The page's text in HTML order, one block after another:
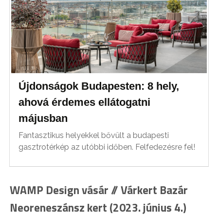
Újdonságok Budapesten: 8 hely,
ahová érdemes ellátogatni
májusban
Fantasztikus helyekkel bővült a budapesti
gasztrotérkép az utóbbi időben. Felfedezésre fel!
WAMP Design vásár // Várkert Bazár
Neoreneszánsz kert (2023. június 4.)